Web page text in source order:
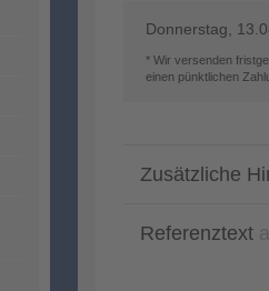
Donnerstag,
* Wir versenden
einen pünktlichen
Zusätzliche
Referenztext